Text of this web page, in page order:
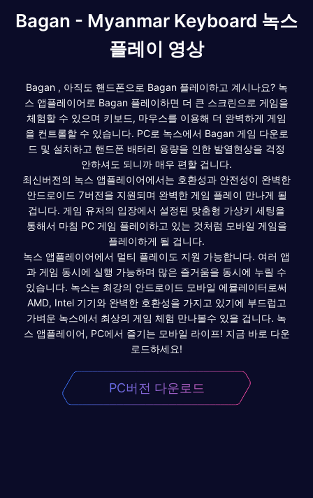
Bagan - Myanmar Keyboard 녹스
플레이 영상
Bagan , 아직도 핸드폰으로 Bagan 플레이하고 계시나요? 녹
스 앱플레이어로 Bagan 플레이하면 더 큰 스크린으로 게임을
체험할 수 있으며 키보드, 마우스를 이용해 더 완벽하게 게임
을 컨트롤할 수 있습니다. PC로 녹스에서 Bagan 게임 다운로
드 및 설치하고 핸드폰 배터리 용량을 인한 발열현상을 걱정
안하셔도 되니까 매우 편할 겁니다.
최신버전의 녹스 앱플레이어에서는 호환성과 안전성이 완벽한
안드로이드 7버전을 지원되며 완벽한 게임 플레이 만나게 될
겁니다. 게임 유저의 입장에서 설정된 맞춤형 가상키 세팅을
통해서 마침 PC 게임 플레이하고 있는 것처럼 모바일 게임을
플레이하게 될 겁니다.
녹스 앱플레이어에서 멀티 플레이도 지원 가능합니다. 여러 앱
과 게임 동시에 실행 가능하며 많은 즐거움을 동시에 누릴 수
있습니다. 녹스는 최강의 안드로이드 모바일 에뮬레이터로써
AMD, Intel 기기와 완벽한 호환성을 가지고 있기에 부드럽고
가벼운 녹스에서 최상의 게임 체험 만나볼수 있을 겁니다. 녹
스 앱플레이어, PC에서 즐기는 모바일 라이프! 지금 바로 다운
로드하세요!
PC버전 다운로드